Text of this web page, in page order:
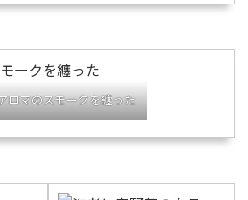
ロマのスモークを纏った